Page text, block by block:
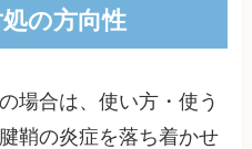
の方向性
場合は、使い方・使う
鞘の炎症を落ち着かせ